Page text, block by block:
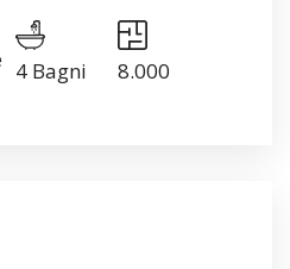
4 Bagni 8.000